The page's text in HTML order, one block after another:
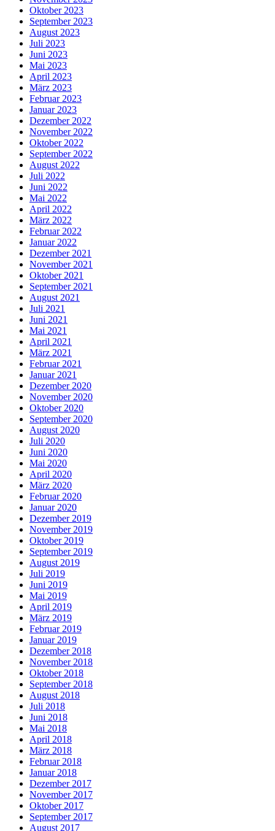
Oktober 2023
September 2023
August 2023
Juli 2023
Juni 2023
Mai 2023
April 2023
März 2023
Februar 2023
Januar 2023
Dezember 2022
November 2022
Oktober 2022
September 2022
August 2022
Juli 2022
Juni 2022
Mai 2022
April 2022
März 2022
Februar 2022
Januar 2022
Dezember 2021
November 2021
Oktober 2021
September 2021
August 2021
Juli 2021
Juni 2021
Mai 2021
April 2021
März 2021
Februar 2021
Januar 2021
Dezember 2020
November 2020
Oktober 2020
September 2020
August 2020
Juli 2020
Juni 2020
Mai 2020
April 2020
März 2020
Februar 2020
Januar 2020
Dezember 2019
November 2019
Oktober 2019
September 2019
August 2019
Juli 2019
Juni 2019
Mai 2019
April 2019
März 2019
Februar 2019
Januar 2019
Dezember 2018
November 2018
Oktober 2018
September 2018
August 2018
Juli 2018
Juni 2018
Mai 2018
April 2018
März 2018
Februar 2018
Januar 2018
Dezember 2017
November 2017
Oktober 2017
September 2017
August 2017